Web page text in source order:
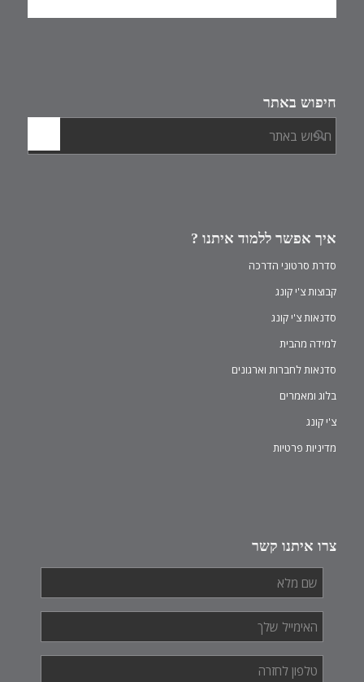
חיפוש באתר
איך אפשר ללמוד איתנו ?
סדרת סרטוני הדרכה
קבוצות צ'י קונג
סדנאות צ'י קונג
למידה מהבית
סדנאות לחברות וארגונים
בלוג ומאמרים
צ'י קונג
מדיניות פרטיות
צרו איתנו קשר
מלא *
שלך *
לחזרה *